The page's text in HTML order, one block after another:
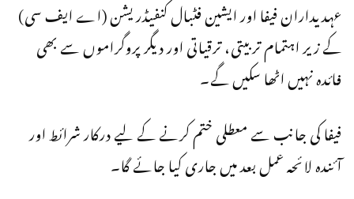
عہدیداران فیفا اور ایشین فٹبال کنفیڈریشن (اے ایف سی)
کے زیر اہتمام تربیتی، ترقیاتی اور دیگر پروگراموں سے بھی
فائدہ نہیں اٹھا سکیں گے۔
فیفا کی جانب سے معطلی ختم کرنے کے لیے درکار شرائط اور
آئندہ لائحہ عمل بعد میں جاری کیا جائے گا۔